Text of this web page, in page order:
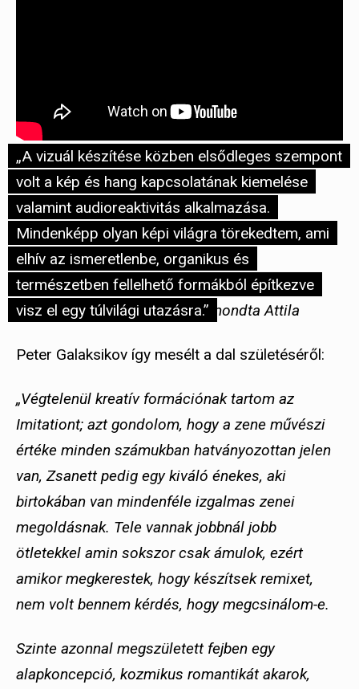
„A vizuál készítése közben elsődleges szempont
volt a kép és hang kapcsolatának kiemelése
valamint audioreaktivitás alkalmazása.
Mindenképp olyan képi világra törekedtem, ami
elhív az ismeretlenbe, organikus és
természetben fellelhető formákból építkezve
visz el egy túlvilági utazásra.” mondta Attila
Peter Galaksikov így mesélt a dal születéséről:
„Végtelenül kreatív formációnak tartom az
Imitationt; azt gondolom, hogy a zene művészi
értéke minden számukban hatványozottan jelen
van, Zsanett pedig egy kiváló énekes, aki
birtokában van mindenféle izgalmas zenei
megoldásnak. Tele vannak jobbnál jobb
ötletekkel amin sokszor csak ámulok, ezért
amikor megkerestek, hogy készítsek remixet,
nem volt bennem kérdés, hogy megcsinálom-e.
Szinte azonnal megszületett fejben egy
alapkoncepció, kozmikus romantikát akarok,